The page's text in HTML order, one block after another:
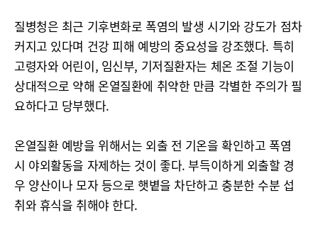
질병청은 최근 기후변화로 폭염의 발생 시기와 강도가 점차
커지고 있다며 건강 피해 예방의 중요성을 강조했다. 특히
고령자와 어린이, 임신부, 기저질환자는 체온 조절 기능이
상대적으로 약해 온열질환에 취약한 만큼 각별한 주의가 필
요하다고 당부했다.
온열질환 예방을 위해서는 외출 전 기온을 확인하고 폭염
시 야외활동을 자제하는 것이 좋다. 부득이하게 외출할 경
우 양산이나 모자 등으로 햇볕을 차단하고 충분한 수분 섭
취와 휴식을 취해야 한다.